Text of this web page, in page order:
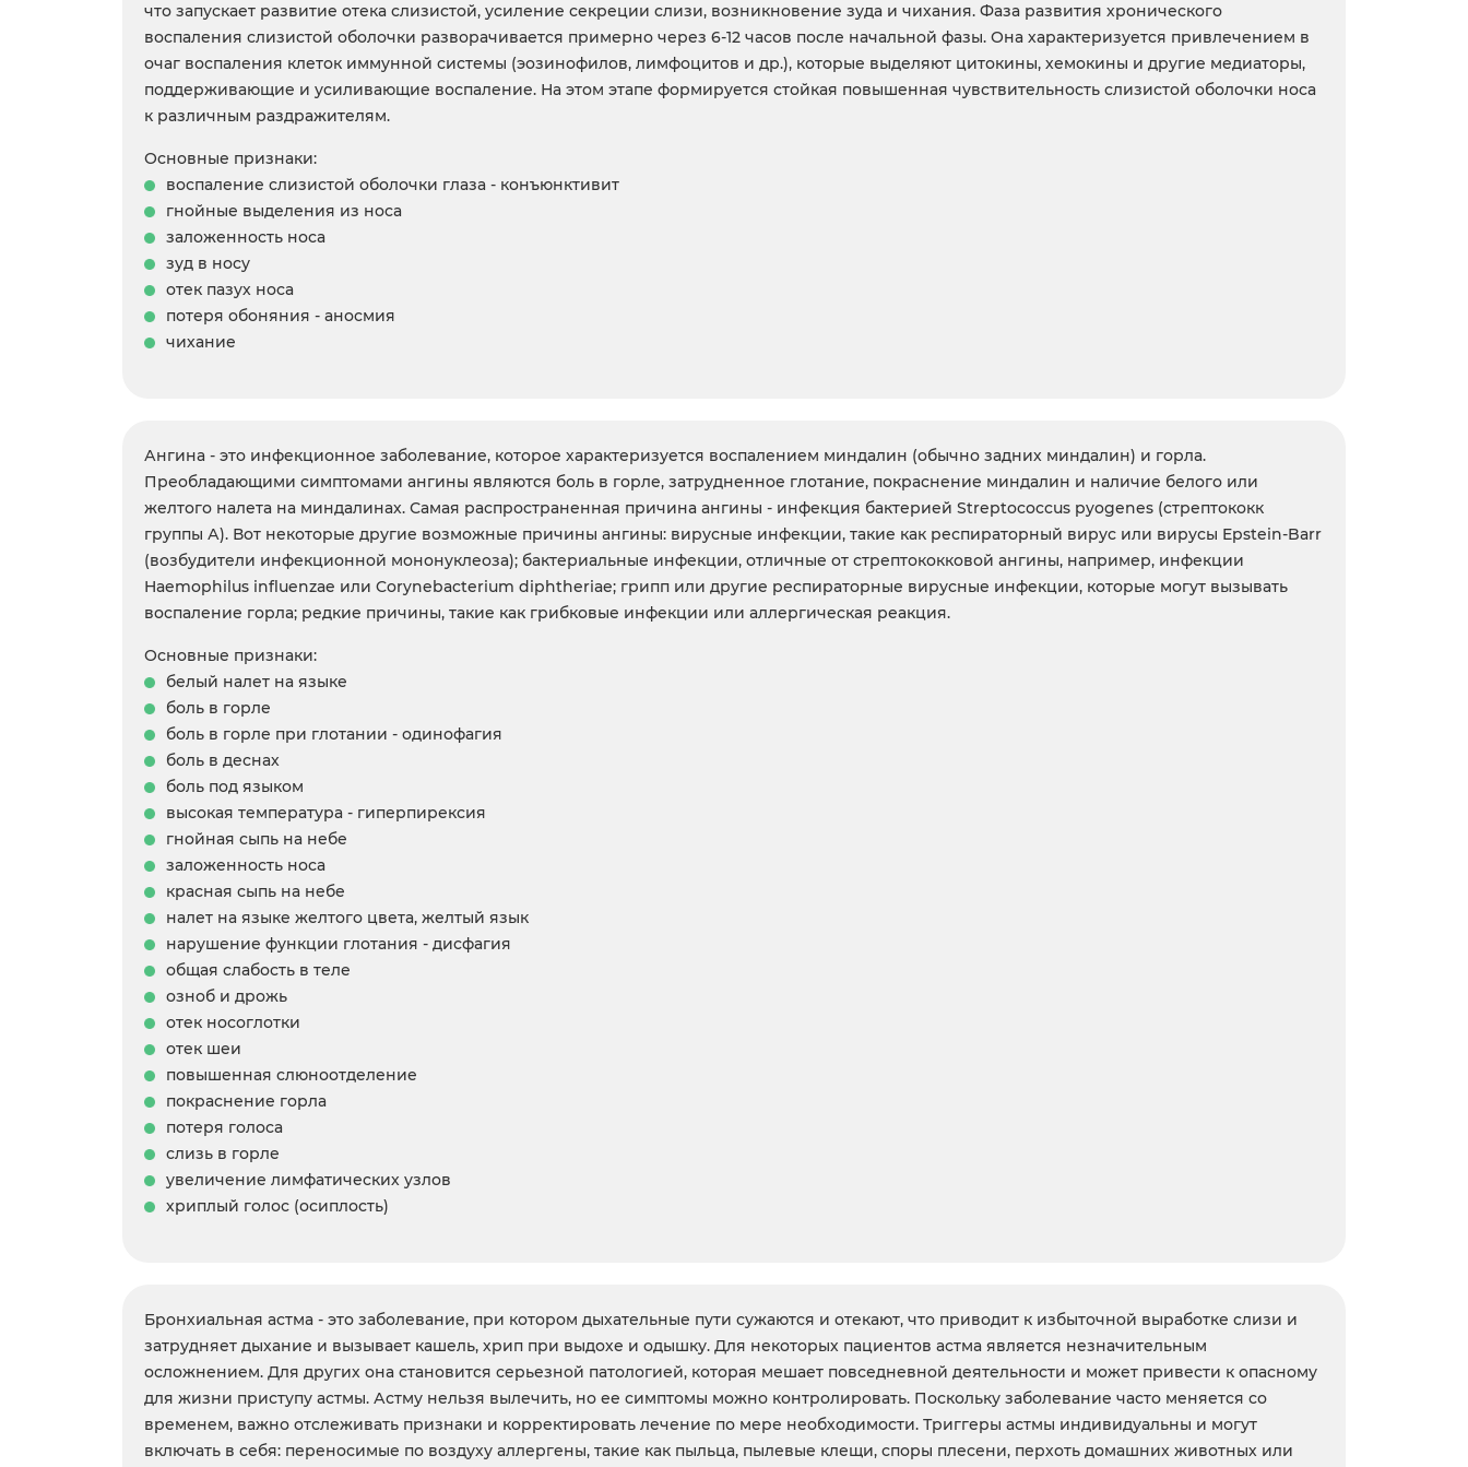
что запускает развитие отека слизистой, усиление секреции слизи, возникновение зуда и чихания. Фаза развития хронического
воспаления слизистой оболочки разворачивается примерно через 6-12 часов после начальной фазы. Она характеризуется привлечением в
очаг воспаления клеток иммунной системы (эозинофилов, лимфоцитов и др.), которые выделяют цитокины, хемокины и другие медиаторы,
поддерживающие и усиливающие воспаление. На этом этапе формируется стойкая повышенная чувствительность слизистой оболочки носа
к различным раздражителям.
Основные признаки:
воспаление слизистой оболочки глаза - конъюнктивит
гнойные выделения из носа
заложенность носа
зуд в носу
отек пазух носа
потеря обоняния - аносмия
чихание
Ангина - это инфекционное заболевание, которое характеризуется воспалением миндалин (обычно задних миндалин) и горла.
Преобладающими симптомами ангины являются боль в горле, затрудненное глотание, покраснение миндалин и наличие белого или
желтого налета на миндалинах. Самая распространенная причина ангины - инфекция бактерией Streptococcus pyogenes (стрептококк
группы А). Вот некоторые другие возможные причины ангины: вирусные инфекции, такие как респираторный вирус или вирусы Epstein-Barr
(возбудители инфекционной мононуклеоза); бактериальные инфекции, отличные от стрептококковой ангины, например, инфекции
Haemophilus influenzae или Corynebacterium diphtheriae; грипп или другие респираторные вирусные инфекции, которые могут вызывать
воспаление горла; редкие причины, такие как грибковые инфекции или аллергическая реакция.
Основные признаки:
белый налет на языке
боль в горле
боль в горле при глотании - одинофагия
боль в деснах
боль под языком
высокая температура - гиперпирексия
гнойная сыпь на небе
заложенность носа
красная сыпь на небе
налет на языке желтого цвета, желтый язык
нарушение функции глотания - дисфагия
общая слабость в теле
озноб и дрожь
отек носоглотки
отек шеи
повышенная слюноотделение
покраснение горла
потеря голоса
слизь в горле
увеличение лимфатических узлов
хриплый голос (осиплость)
Бронхиальная астма - это заболевание, при котором дыхательные пути сужаются и отекают, что приводит к избыточной выработке слизи и
затрудняет дыхание и вызывает кашель, хрип при выдохе и одышку. Для некоторых пациентов астма является незначительным
осложнением. Для других она становится серьезной патологией, которая мешает повседневной деятельности и может привести к опасному
для жизни приступу астмы. Астму нельзя вылечить, но ее симптомы можно контролировать. Поскольку заболевание часто меняется со
временем, важно отслеживать признаки и корректировать лечение по мере необходимости. Триггеры астмы индивидуальны и могут
включать в себя: переносимые по воздуху аллергены, такие как пыльца, пылевые клещи, споры плесени, перхоть домашних животных или